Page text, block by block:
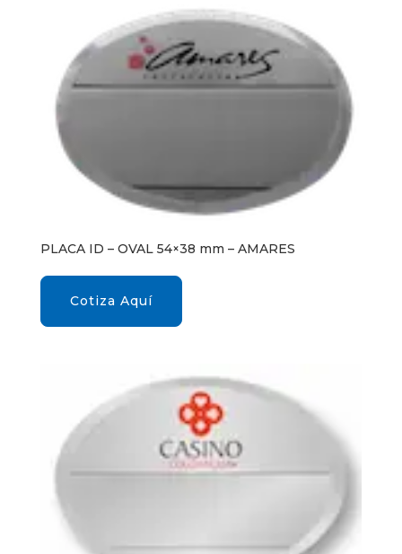
PLACA ID – OVAL 54×38 mm – AMARES
Cotiza Aquí